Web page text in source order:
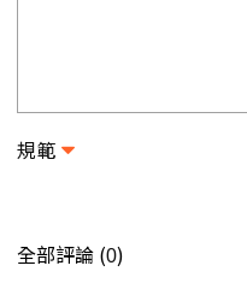
規範
全部評論 (0)